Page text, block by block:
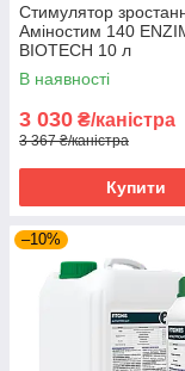
Стимулятор
Аміностим 140
BIOTECH 10 л
В наявності
3 030 ₴/каністра
3 367 ₴/каністра
Купити
–10%